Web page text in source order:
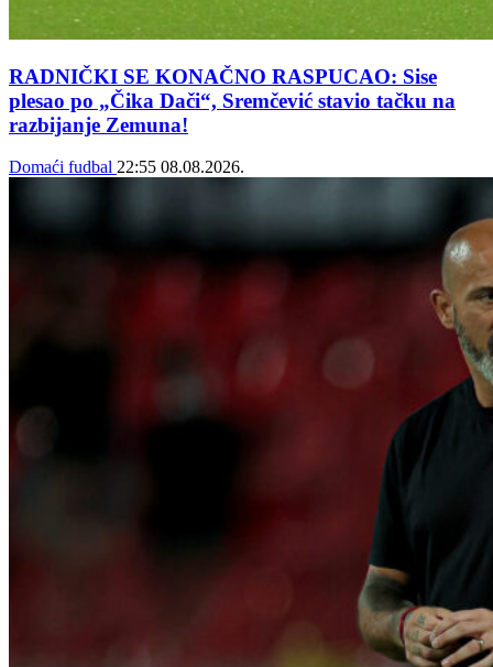
RADNIČKI SE KONAČNO RASPUCAO: Sise
plesao po „Čika Dači“, Sremčević stavio tačku na
razbijanje Zemuna!
Domaći fudbal 22:55 08.08.2026.